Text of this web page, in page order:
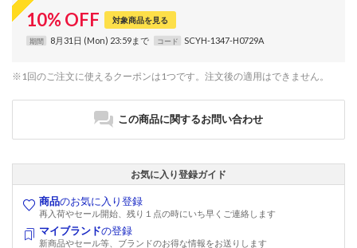
10% OFF 対象商品を見る
期間 8月31日 (Mon) 23:59まで コード SCYH-1347-H0729A
※1回のご注文に使えるクーポンは1つです。注文後の適用はできません。
この商品に関するお問い合わせ
お気に入り登録ガイド
商品のお気に入り登録
再入荷やセール開始、残り１点の時にいち早くご連絡します
マイブランドの登録
新商品やセール等、ブランドのお得な情報をお送りします